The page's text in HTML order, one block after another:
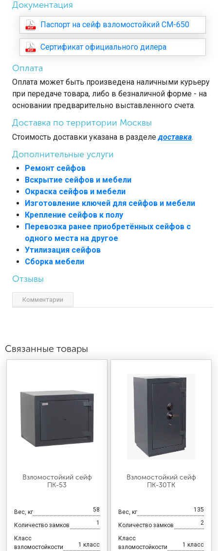
Документация
Паспорт на сейф взломостойкий СМ-650
Сертификат официального дилера
Оплата
Оплата может быть произведена наличными курьеру
при передаче товара, либо в безналичной форме - на
основании предварительно выставленного счета.
Доставка по территории Москвы
Стоимость доставки указана в разделедоставка.
Дополнительные услуги
Ремонт сейфов
Вскрытие сейфов и мебели
Окраска сейфов и мебели
Изготовление ключей для сейфов и мебели
Крепление сейфов к полу
Перевозка ранее приобретённых сейфов с
одного места на другое
Утилизация сейфов
Сборка мебели
Отзывы
Комментарии
Связанные товары
Взломостойкий сейф
ПК-53
Вес, кг 58
Количество замков 1
Класс
взломостойкости
1 класс
Взломостойкий сейф
ПК-30ТК
Вес, кг 135
Количество замков 2
Класс
взломостойкости
1 класс